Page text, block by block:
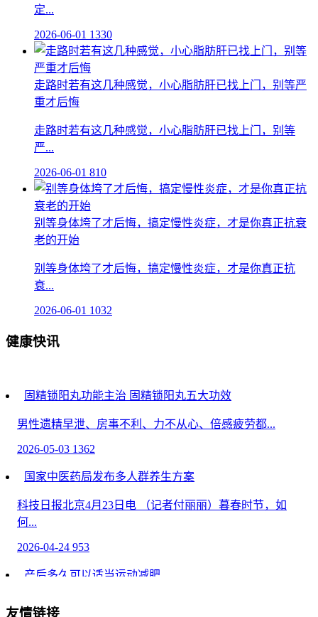
定...
2026-06-01 1330
走路时若有这几种感觉，小心脂肪肝已找上门，别等严
重才后悔
走路时若有这几种感觉，小心脂肪肝已找上门，别等
严...
2026-06-01 810
别等身体垮了才后悔，搞定慢性炎症，才是你真正抗衰
老的开始
别等身体垮了才后悔，搞定慢性炎症，才是你真正抗
衰...
2026-06-01 1032
健康快讯
固精锁阳丸功能主治 固精锁阳丸五大功效
男性遗精早泄、房事不利、力不从心、倍感疲劳都...
2026-05-03 1362
国家中医药局发布多人群养生方案
科技日报北京4月23日电 （记者付丽丽）暮春时节，如
何...
2026-04-24 953
产后多久可以适当运动减肥
产后运动减肥需根据分娩方式和身体恢复情况决定，...
友情链接